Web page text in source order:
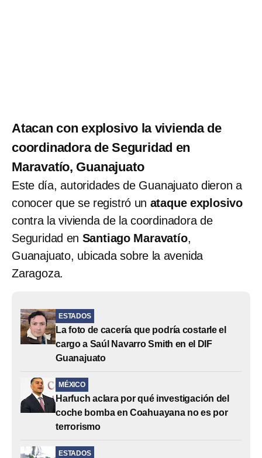
Atacan con explosivo la vivienda de
coordinadora de Seguridad en
Maravatío, Guanajuato
Este día, autoridades de Guanajuato dieron a
conocer que se registró un ataque explosivo
contra la vivienda de la coordinadora de
Seguridad en Santiago Maravatío,
Guanajuato, ubicada sobre la avenida
Zaragoza.
ESTADOS
La foto de cacería que podría costarle el
cargo a Saúl Navarro Smith en el DIF
Guanajuato
MÉXICO
Harfuch aclara por qué investigación del
coche bomba en Coahuayana no es por
terrorismo
ESTADOS